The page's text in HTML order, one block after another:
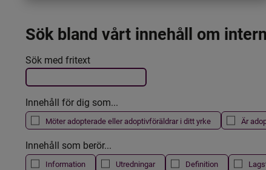
Sök bland vårt innehåll om
Filtrera resultatet
Det här formuläret postas automatiskt
Sök med fritext
Innehåll för dig som...
Möter adopterade eller adoptivföräldrar i ditt yrke Är
Innehåll som berör...
Information Utredningar Definition